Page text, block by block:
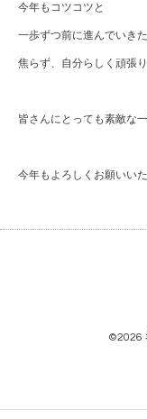
今年もコツコツと
一歩ずつ前に進んでいき
焦らず、自分らしく頑張り
皆さんにとっても素敵な
今年もよろしくお願いいた
©2026